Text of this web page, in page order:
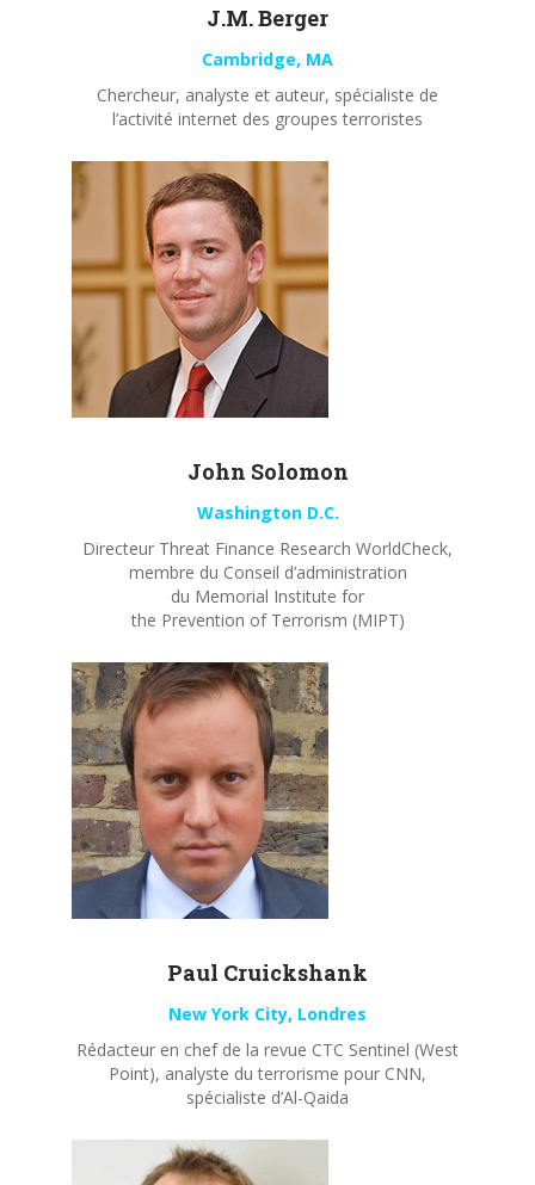
J.M. Berger
Cambridge, MA
Chercheur, analyste et auteur, spécialiste de
l’activité internet des groupes terroristes
John Solomon
Washington D.C.
Directeur Threat Finance Research WorldCheck,
membre du Conseil d’administration
du Memorial Institute for
the Prevention of Terrorism (MIPT)
Paul Cruickshank
New York City, Londres
Rédacteur en chef de la revue CTC Sentinel (West
Point), analyste du terrorisme pour CNN,
spécialiste d’Al-Qaida